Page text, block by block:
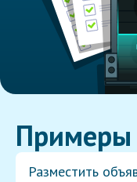
Примеры
Разместить